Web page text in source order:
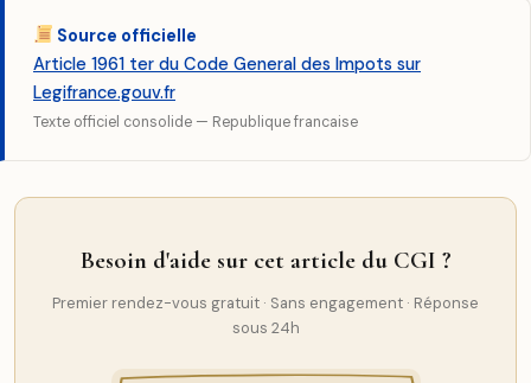
Source officielle
Article 1961 ter du Code General des Impots sur
Legifrance.gouv.fr
Texte officiel consolide — Republique francaise
Besoin d'aide sur cet article du CGI ?
Premier rendez-vous gratuit · Sans engagement · Réponse
sous 24h